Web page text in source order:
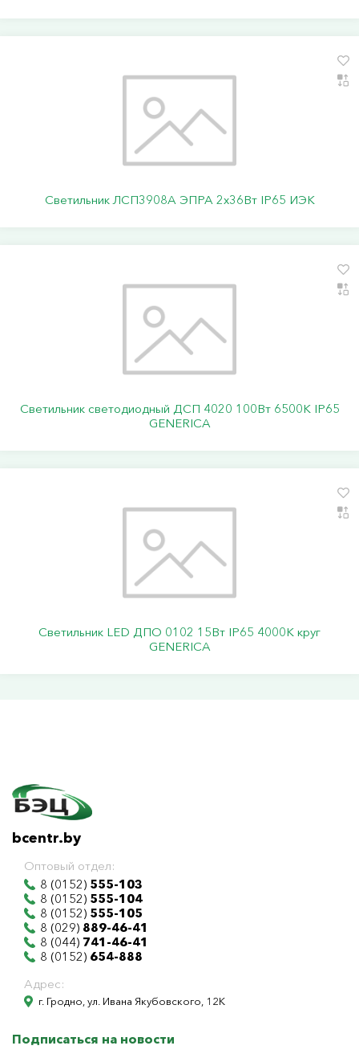
Светильник ЛСП3908A ЭПРА 2х36Вт IP65 ИЭК
Светильник светодиодный ДСП 4020 100Вт 6500К IP65
GENERICA
Светильник LED ДПО 0102 15Вт IP65 4000К круг
GENERICA
bcentr.by
Оптовый отдел:
8 (0152) 555-103
8 (0152) 555-104
8 (0152) 555-105
8 (029) 889-46-41
8 (044) 741-46-41
8 (0152) 654-888
Адрес:
г. Гродно, ул. Ивана Якубовского, 12К
Подписаться на новости